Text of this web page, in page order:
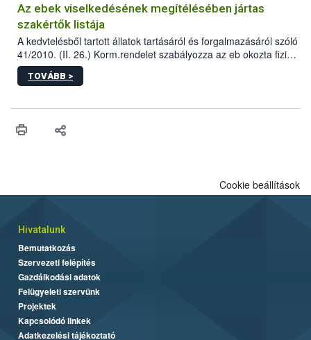
Az ebek viselkedésének megítélésében jártas
szakértők listája
A kedvtelésből tartott állatok tartásáról és forgalmazásáról szóló
41/2010. (II. 26.) Korm.rendelet szabályozza az eb okozta fizikai
sérülés, illetve ennek veszélye keletkezésekor felmerülő
hatósági feladatokat, valamint a veszélyes eb tartását és annak
vonni az ebek viselkedésének megítélésében jártas szakértőt.
TOVÁBB >
Cookie beállítások
Hivatalunk
Bemutatkozás
Szervezeti felépítés
Gazdálkodási adatok
Felügyeleti szervünk
Projektek
Kapcsolódó linkek
Adatkezelési tájékoztató